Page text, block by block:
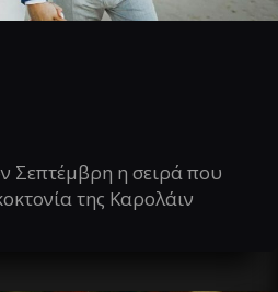
Σεπτέμβρη η σειρά που
της Καρολάιν